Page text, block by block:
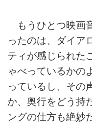
もうひとつ映画
ったのは、ダイア
ティが感じられた
ゃべっているかの
っているし、その
か、奥行をどう持
ングの仕方も絶妙